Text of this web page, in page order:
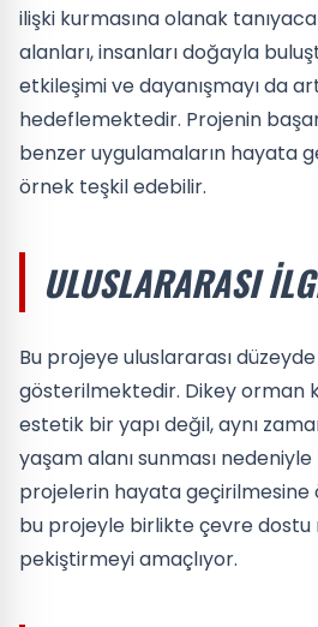
ilişki kurmasına olanak
alanları, insanları doğayla
etkileşimi ve dayanışmayı da
hedeflemektedir. Projenin
benzer uygulamaların hayata
örnek teşkil edebilir.
ULUSLARARASI
Bu projeye uluslararası
gösterilmektedir. Dikey orman
estetik bir yapı değil, aynı
yaşam alanı sunması
projelerin hayata geçirilmesine
bu projeyle birlikte çevre dostu
pekiştirmeyi amaçlıyor.